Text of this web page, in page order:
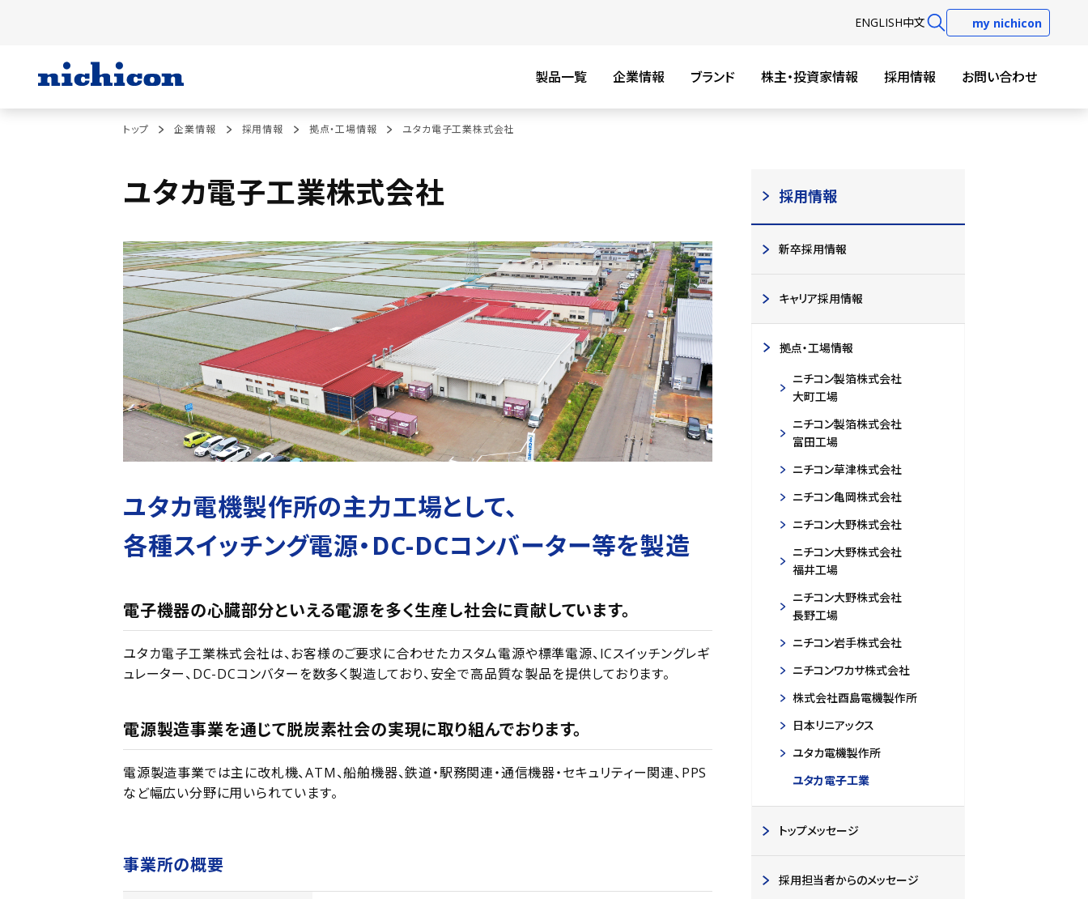
ENGLISH中文 my nichicon
製品一覧 企業情報 ブランド 株主・投資家情報 採用情報 お問い合わせ
トップ 企業情報 採用情報 拠点・工場情報 ユタカ電子工業株式会社
ユタカ電子工業株式会社
ユタカ電機製作所の主力工場として、
各種スイッチング電源・DC-DCコンバーター等を製造
電子機器の心臓部分といえる電源を多く生産し社会に貢献しています。
ユタカ電子工業株式会社は、お客様のご要求に合わせたカスタム電源や標準電源、ICスイッチングレギ
ュレーター、DC-DCコンバターを数多く製造しており、安全で高品質な製品を提供しております。
電源製造事業を通じて脱炭素社会の実現に取り組んでおります。
電源製造事業では主に改札機、ATM、船舶機器、鉄道・駅務関連・通信機器・セキュリティー関連、PPS
など幅広い分野に用いられています。
事業所の概要
採用情報
新卒採用情報
キャリア採用情報
拠点・工場情報
ニチコン製箔株式会社
大町工場
ニチコン製箔株式会社
富田工場
ニチコン草津株式会社
ニチコン亀岡株式会社
ニチコン大野株式会社
ニチコン大野株式会社
福井工場
ニチコン大野株式会社
長野工場
ニチコン岩手株式会社
ニチコンワカサ株式会社
株式会社酉島電機製作所
日本リニアックス
ユタカ電機製作所
ユタカ電子工業
トップメッセージ
採用担当者からのメッセージ